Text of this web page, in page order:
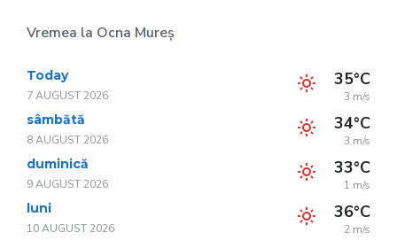
Vremea la Ocna Mureș
Today
7 AUGUST 2026
35°C
3 m/s
sâmbătă
8 AUGUST 2026
34°C
3 m/s
duminică
9 AUGUST 2026
33°C
1 m/s
luni
10 AUGUST 2026
36°C
2 m/s